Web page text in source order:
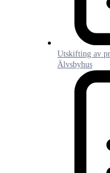
Utskifting av
Älvsbyhus